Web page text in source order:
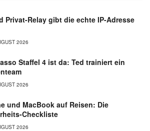
Privat-Relay gibt die echte IP-Adresse
2026
Staffel 4 ist da: Ted trainiert ein
2026
und MacBook auf Reisen: Die
Checkliste
2026